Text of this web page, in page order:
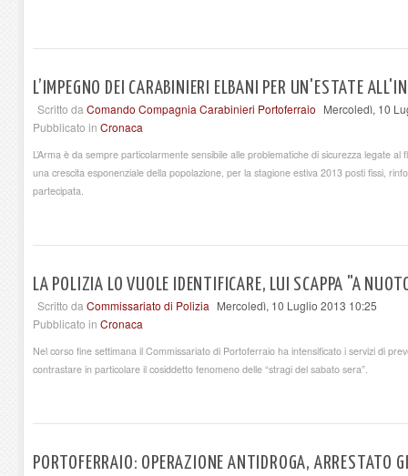
L’IMPEGNO DEI CARABINIERI ELBANI PER UN'ESTATE
Scritto da Comando Compagnia Carabinieri Portoferraio Mercoledì, 10
Pubblicato in Cronaca
L’Arma è da sempre particolarmente sensibile alle problematiche di sicurezza legate
una crescita esponenziale della popolazione, per la stagione estiva 2013 posti fissi,
partecipata.
LA POLIZIA LO VUOLE IDENTIFICARE, LUI SCAPPA "A
Scritto da Commissariato di Polizia Mercoledì, 10 Luglio 2013 10:25
Pubblicato in Cronaca
Nel corso fine settimana il Commissariato di Portoferraio ha intensificato i servizi di
contrastare in particolare il cosiddetto fenomeno delle “stragi del sabato sera”.
PORTOFERRAIO: OPERAZIONE ANTIDROGA, ARRESTATO